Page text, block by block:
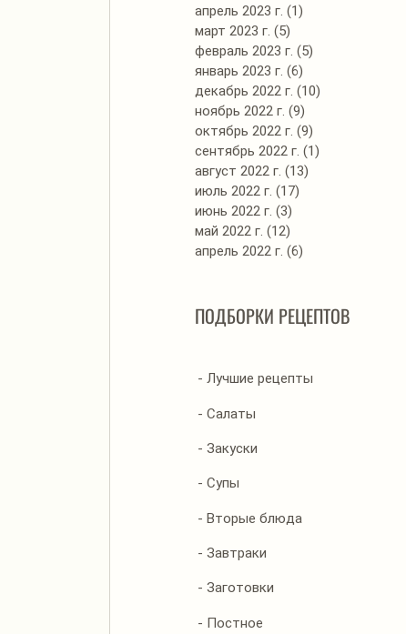
апрель 2023 г. (1)
март 2023 г. (5)
февраль 2023 г. (5)
январь 2023 г. (6)
декабрь 2022 г. (10)
ноябрь 2022 г. (9)
октябрь 2022 г. (9)
сентябрь 2022 г. (1)
август 2022 г. (13)
июль 2022 г. (17)
июнь 2022 г. (3)
май 2022 г. (12)
апрель 2022 г. (6)
ПОДБОРКИ РЕЦЕПТОВ
- Лучшие рецепты
- Салаты
- Закуски
- Супы
- Вторые блюда
- Завтраки
- Заготовки
- Постное